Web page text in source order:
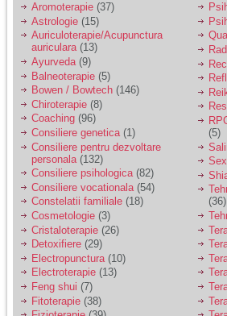
Sunt casatorita, am
31 de ani si un copil in
varsta de 2 ani care
mi-e lumina ochilor.
De ceva timp simt ca
mi s-a adunat
oboseala, o oboseala
cronica de care nu pot
scapa si simt ca din
cauza ei nu pot
controla nervii si
cateodata are copilul
de suferit.
Am o bariera peste
care nu pot trece:
prietena mea a ramas
insarcinata cu o fata.
Am fost de comun
acord sa facem un
copil, cu gandul ca e
baiat.
Aromoterapie (37)
Astrologie (15)
Auriculoterapie/Acupunctura
auriculara(13)
Ayurveda(9)
Balneoterapie (5)
Bowen / Bowtech (146)
Chiroterapie (8)
Coaching (96)
Consiliere genetica(1)
Consiliere pentru dezvoltare
personala (132)
Consiliere psihologica(82)
Consiliere vocationala (54)
Constelatii familiale (18)
Cosmetologie (3)
Cristaloterapie (26)
Detoxifiere (29)
Electropunctura (10)
Electroterapie (13)
Feng shui (7)
Fitoterapie (38)
(5)
(36)